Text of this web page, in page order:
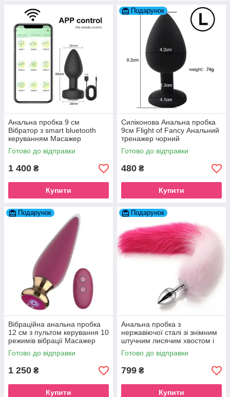
Анальна пробка 9 см
Вібратор з smart bluetooth
керуванням Масажер
простати Мастурбатор
Анальні Секс-іграшки
Готово до відправки
1 400 ₴
Купити
Подарунок
Силіконова Анальна пробка
9см Flight of Fancy Анальний
тренажер чорний
Готово до відправки
480 ₴
Купити
Подарунок
Вібраційна анальна пробка
12 см з пультом керування 10
режимів вібрації Масажер
простати Мастурбатор
Готово до відправки
1 250 ₴
Купити
Подарунок
Анальна пробка з
нержавіючої сталі зі знімним
штучним лисячим хвостом і
анальним стопером для
хвоста Секс-іграшка для ігор
Готово до відправки
799 ₴
Купити